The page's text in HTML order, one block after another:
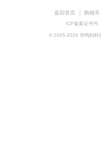
返回首页 购物车
ICP备案证书号:
© 2005-2026 华鸣利科